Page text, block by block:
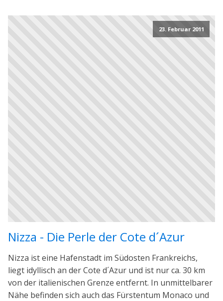
23. Februar 2011
Nizza - Die Perle der Cote d´Azur
Nizza ist eine Hafenstadt im Südosten Frankreichs,
liegt idyllisch an der Cote d´Azur und ist nur ca. 30 km
von der italienischen Grenze entfernt. In unmittelbarer
Nähe befinden sich auch das Fürstentum Monaco und